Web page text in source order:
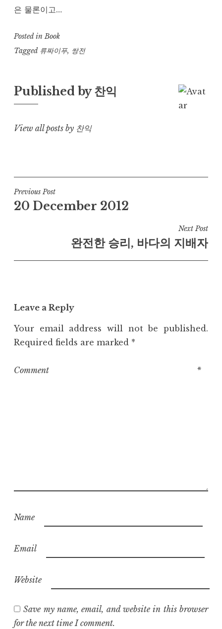
은 물론이고…
Posted inBook
Tagged 류짜이푸, 쌍전
Published by찬익
View all posts by 찬익
Post
navigation
Previous Post
20 December 2012
Next Post
완전한 승리, 바다의 지배자
Leave a Reply
Your email address will not be published.
Required fields are marked *
Comment *
Name
Email
Website
Save my name, email, and website in this browser
for the next time I comment.